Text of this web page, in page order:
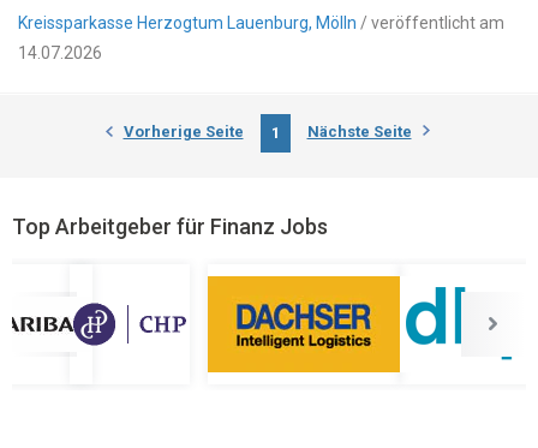
Kreissparkasse Herzogtum Lauenburg, Mölln / veröffentlicht am
14.07.2026
Vorherige Seite 1 Nächste Seite
Top Arbeitgeber für Finanz Jobs